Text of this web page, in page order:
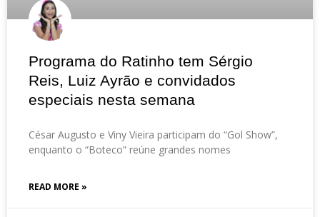
Programa do Ratinho tem Sérgio
Reis, Luiz Ayrão e convidados
especiais nesta semana
César Augusto e Viny Vieira participam do “Gol Show”,
enquanto o “Boteco” reúne grandes nomes
READ MORE »